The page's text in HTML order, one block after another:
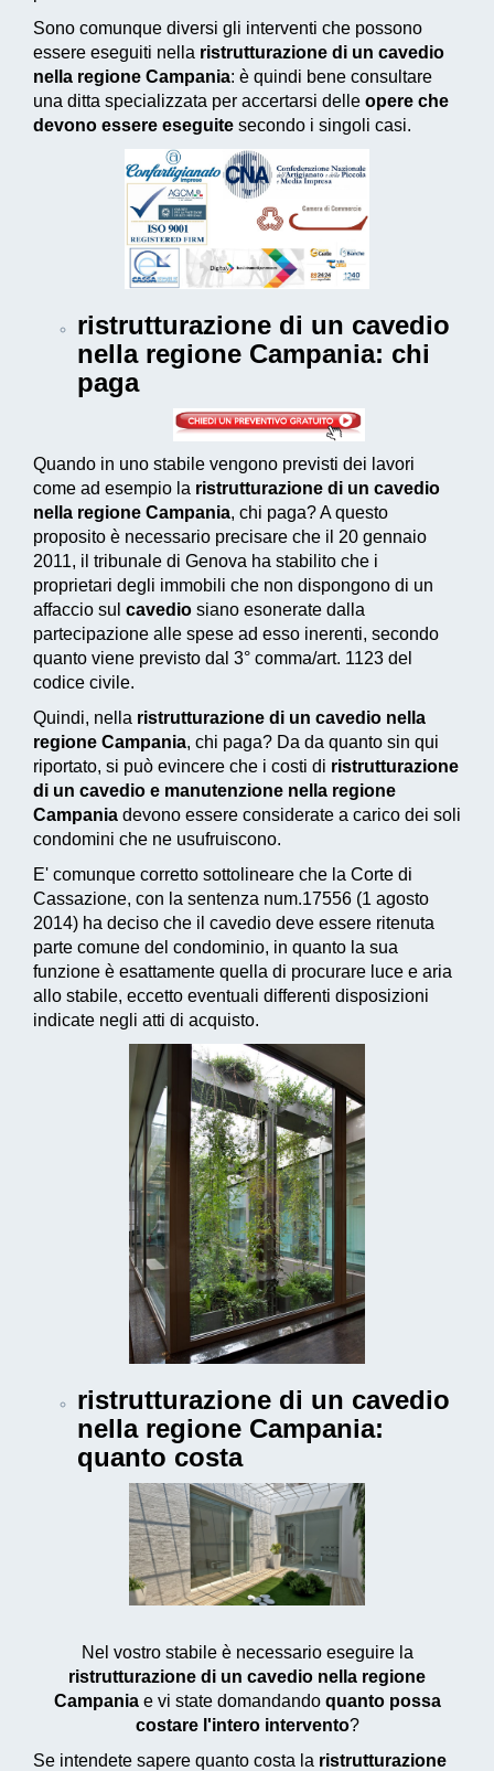
Sono comunque diversi gli interventi che possono
essere eseguiti nella ristrutturazione di un cavedio
nella regione Campania: è quindi bene consultare
una ditta specializzata per accertarsi delle opere che
devono essere eseguite secondo i singoli casi.
ristrutturazione di un cavedio
nella regione Campania: chi
paga
Quando in uno stabile vengono previsti dei lavori
come ad esempio la ristrutturazione di un cavedio
nella regione Campania, chi paga? A questo
proposito è necessario precisare che il 20 gennaio
2011, il tribunale di Genova ha stabilito che i
proprietari degli immobili che non dispongono di un
affaccio sul cavedio siano esonerate dalla
partecipazione alle spese ad esso inerenti, secondo
quanto viene previsto dal 3° comma/art. 1123 del
codice civile.
Quindi, nella ristrutturazione di un cavedio nella
regione Campania, chi paga? Da da quanto sin qui
riportato, si può evincere che i costi di ristrutturazione
di un cavedio e manutenzione nella regione
Campania devono essere considerate a carico dei soli
condomini che ne usufruiscono.
E' comunque corretto sottolineare che la Corte di
Cassazione, con la sentenza num.17556 (1 agosto
2014) ha deciso che il cavedio deve essere ritenuta
parte comune del condominio, in quanto la sua
funzione è esattamente quella di procurare luce e aria
allo stabile, eccetto eventuali differenti disposizioni
indicate negli atti di acquisto.
ristrutturazione di un cavedio
nella regione Campania:
quanto costa
Nel vostro stabile è necessario eseguire la
ristrutturazione di un cavedio nella regione
Campaniae vi state domandando quanto possa
costare l'intero intervento?
Se intendete sapere quanto costa la ristrutturazione